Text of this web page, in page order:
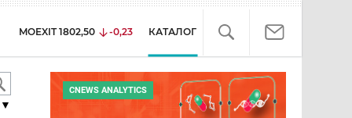
MOEXIT 1802,50 -0,23 КАТАЛОГ
CNEWS ANALYTICS